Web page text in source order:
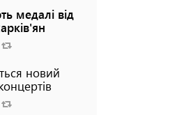
медалі від
новий